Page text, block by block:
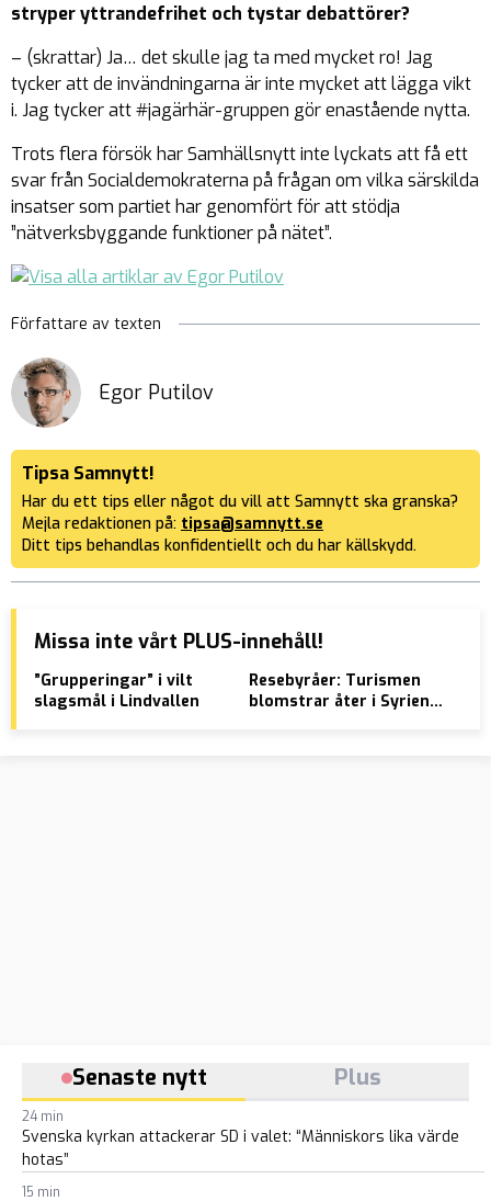
stryper yttrandefrihet och tystar debattörer?
– (skrattar) Ja… det skulle jag ta med mycket ro! Jag
tycker att de invändningarna är inte mycket att lägga vikt
i. Jag tycker att #jagärhär-gruppen gör enastående nytta.
Trots flera försök har Samhällsnytt inte lyckats att få ett
svar från Socialdemokraterna på frågan om vilka särskilda
insatser som partiet har genomfört för att stödja
”nätverksbyggande funktioner på nätet”.
Författare av texten
Egor Putilov
Tipsa Samnytt!
Har du ett tips eller något du vill att Samnytt ska granska?
Mejla redaktionen på: tipsa@samnytt.se
Ditt tips behandlas konfidentiellt och du har källskydd.
Missa inte vårt PLUS-innehåll!
”Grupperingar” i vilt
slagsmål i Lindvallen
Resebyråer: Turismen
blomstrar åter i Syrien –
Senaste nytt Plus
24 min
Svenska kyrkan attackerar SD i valet: “Människors lika värde
hotas”
15 min